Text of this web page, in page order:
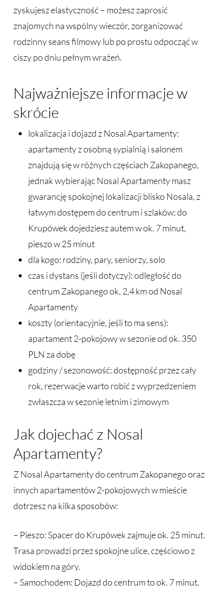
zyskujesz elastyczność – możesz zaprosić
znajomych na wspólny wieczór, zorganizować
rodzinny seans filmowy lub po prostu odpocząć w
ciszy po dniu pełnym wrażeń.
Najważniejsze informacje w
skrócie
lokalizacja i dojazd z Nosal Apartamenty:
apartamenty z osobną sypialnią i salonem
znajdują się w różnych częściach Zakopanego,
jednak wybierając Nosal Apartamenty masz
gwarancję spokojnej lokalizacji blisko Nosala, z
łatwym dostępem do centrum i szlaków; do
Krupówek dojedziesz autem w ok. 7 minut,
pieszo w 25 minut
dla kogo: rodziny, pary, seniorzy, solo
czas i dystans (jeśli dotyczy): odległość do
centrum Zakopanego ok. 2,4 km od Nosal
Apartamenty
koszty (orientacyjnie, jeśli to ma sens):
apartament 2-pokojowy w sezonie od ok. 350
PLN za dobę
godziny / sezonowość: dostępność przez cały
rok, rezerwacje warto robić z wyprzedzeniem
zwłaszcza w sezonie letnim i zimowym
Jak dojechać z Nosal
Apartamenty?
Z Nosal Apartamenty do centrum Zakopanego oraz
innych apartamentów 2-pokojowych w mieście
dotrzesz na kilka sposobów:
– Pieszo: Spacer do Krupówek zajmuje ok. 25 minut.
Trasa prowadzi przez spokojne ulice, częściowo z
widokiem na góry.
– Samochodem: Dojazd do centrum to ok. 7 minut.